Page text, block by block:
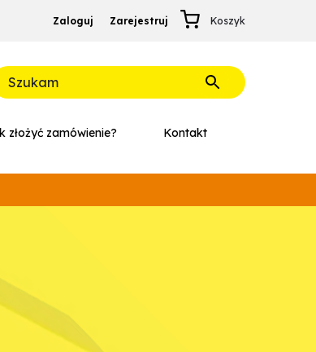
Zaloguj Zarejestruj
złożyć zamówienie? Kontakt